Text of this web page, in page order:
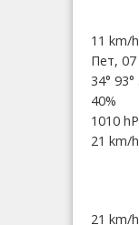
11 km/h
Пет, 07
34° 93°
40%
1010
21 km/
21 km/h